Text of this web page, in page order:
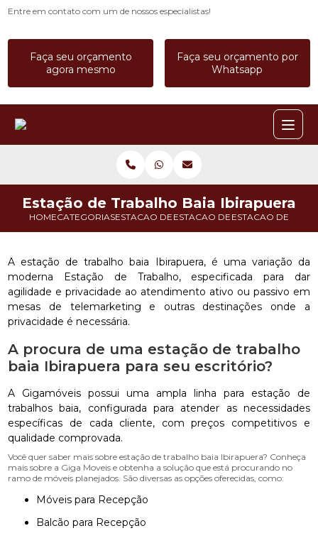
Entre em contato com um de nossos especialistas!
Faça seu orçamento
agora mesmo
Faça seu orçamento por
Whatsapp
HOMECATEGORIASESTACAO DE TRABALHOESTACAO DE TRABALHO BAIA
ESTACAO DE
Estação de Trabalho Baia Ibirapuera
A estação de trabalho baia Ibirapuera, é uma variação da
moderna Estação de Trabalho, especificada para dar
agilidade e privacidade ao atendimento ativo ou passivo em
mesas de telemarketing e outras destinações onde a
privacidade é necessária.
A procura de uma estação de trabalho
baia Ibirapuera para seu escritório?
A Gigamóveis possui uma ampla linha para estação de
trabalhos baia, configurada para atender as necessidades
específicas de cada cliente, com preços competitivos e
qualidade comprovada.
Você quer saber mais sobre estação de trabalho baia Ibirapuera? Conheça
mais sobre a Giga Moveis e obtenha a solução que está procurando no
ramo de móveis planejados. São diversas as opções oferecidas, como:
Móveis para Recepção
Balcão para Recepção